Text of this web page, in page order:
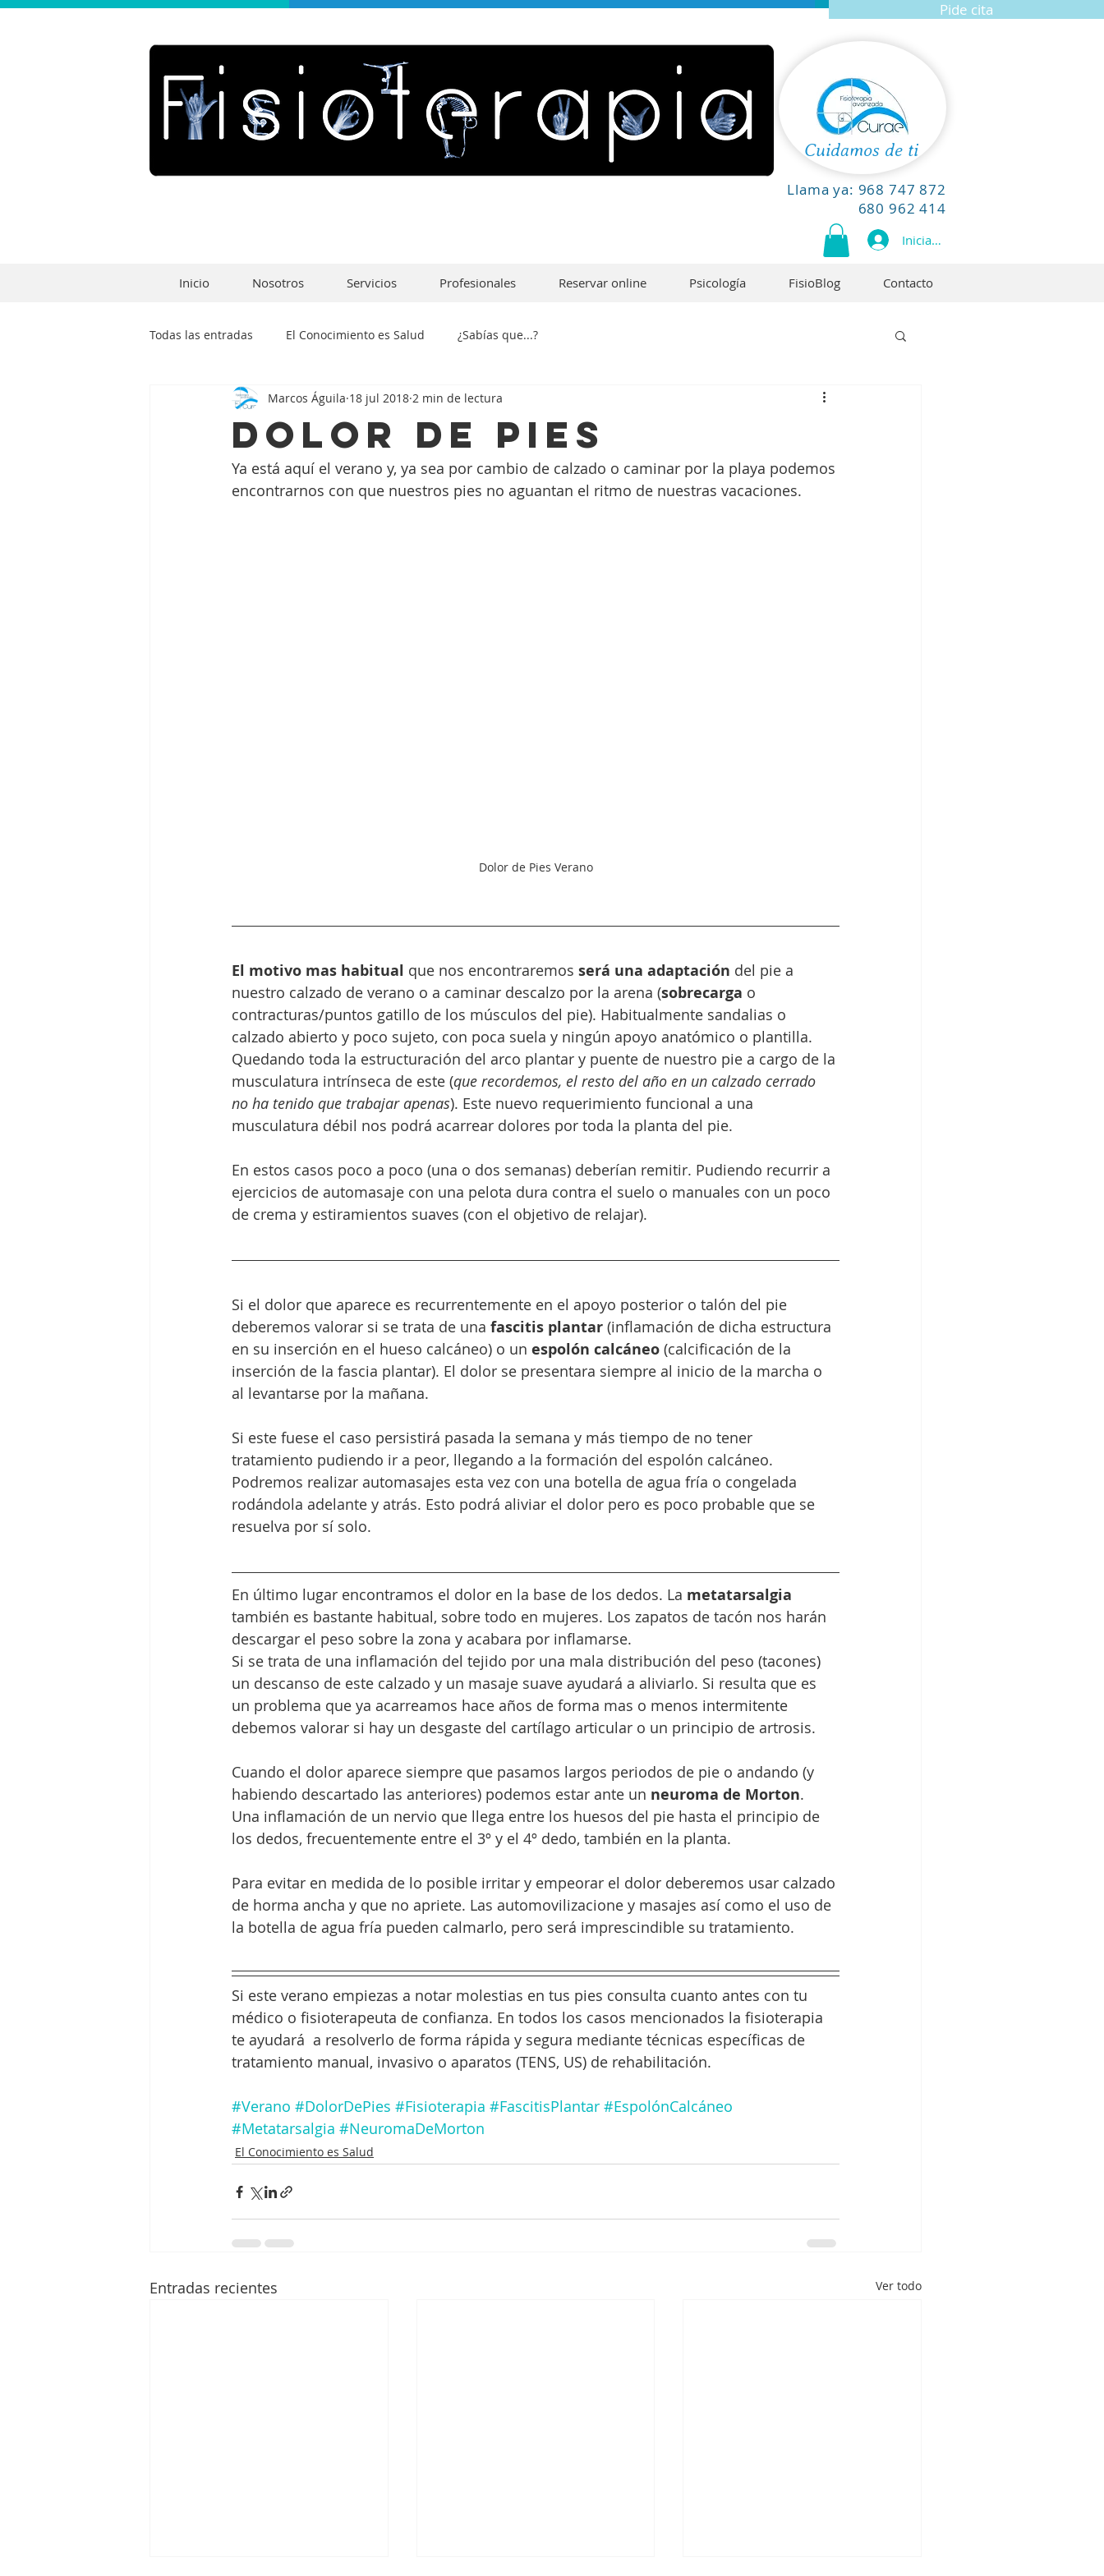
Pide cita
Cuidamos de ti
Llama ya: 968 747 872
680 962 414
Iniciar sesión
Inicio Nosotros Servicios Profesionales Reservar online Psicología FisioBlog Contacto
Todas las entradas El Conocimiento es Salud ¿Sabías que...?
Dolor de Pies
Marcos Águila 18 jul 2018 2 min de lectura
Ya está aquí el verano y, ya sea por cambio de calzado o caminar por la playa podemos
encontrarnos con que nuestros pies no aguantan el ritmo de nuestras vacaciones.
Dolor de Pies Verano
El motivo mas habitual que nos encontraremos será una adaptación del pie a
nuestro calzado de verano o a caminar descalzo por la arena (sobrecarga o
contracturas/puntos gatillo de los músculos del pie). Habitualmente sandalias o
calzado abierto y poco sujeto, con poca suela y ningún apoyo anatómico o plantilla.
Quedando toda la estructuración del arco plantar y puente de nuestro pie a cargo de la
musculatura intrínseca de este (que recordemos, el resto del año en un calzado cerrado
no ha tenido que trabajar apenas). Este nuevo requerimiento funcional a una
musculatura débil nos podrá acarrear dolores por toda la planta del pie.
En estos casos poco a poco (una o dos semanas) deberían remitir. Pudiendo recurrir a
ejercicios de automasaje con una pelota dura contra el suelo o manuales con un poco
de crema y estiramientos suaves (con el objetivo de relajar).
Si el dolor que aparece es recurrentemente en el apoyo posterior o talón del pie
deberemos valorar si se trata de una fascitis plantar (inflamación de dicha estructura
en su inserción en el hueso calcáneo) o un espolón calcáneo (calcificación de la
inserción de la fascia plantar). El dolor se presentara siempre al inicio de la marcha o
al levantarse por la mañana.
Si este fuese el caso persistirá pasada la semana y más tiempo de no tener
tratamiento pudiendo ir a peor, llegando a la formación del espolón calcáneo.
Podremos realizar automasajes esta vez con una botella de agua fría o congelada
rodándola adelante y atrás. Esto podrá aliviar el dolor pero es poco probable que se
resuelva por sí solo.
En último lugar encontramos el dolor en la base de los dedos. La metatarsalgia
también es bastante habitual, sobre todo en mujeres. Los zapatos de tacón nos harán
descargar el peso sobre la zona y acabara por inflamarse.
Si se trata de una inflamación del tejido por una mala distribución del peso (tacones)
un descanso de este calzado y un masaje suave ayudará a aliviarlo. Si resulta que es
un problema que ya acarreamos hace años de forma mas o menos intermitente
debemos valorar si hay un desgaste del cartílago articular o un principio de artrosis.
Cuando el dolor aparece siempre que pasamos largos periodos de pie o andando (y
habiendo descartado las anteriores) podemos estar ante un neuroma de Morton.
Una inflamación de un nervio que llega entre los huesos del pie hasta el principio de
los dedos, frecuentemente entre el 3º y el 4º dedo, también en la planta.
Para evitar en medida de lo posible irritar y empeorar el dolor deberemos usar calzado
de horma ancha y que no apriete. Las automovilizacione y masajes así como el uso de
la botella de agua fría pueden calmarlo, pero será imprescindible su tratamiento.
Si este verano empiezas a notar molestias en tus pies consulta cuanto antes con tu
médico o fisioterapeuta de confianza. En todos los casos mencionados la fisioterapia
te ayudará  a resolverlo de forma rápida y segura mediante técnicas específicas de
tratamiento manual, invasivo o aparatos (TENS, US) de rehabilitación.
#Verano #DolorDePies #Fisioterapia #FascitisPlantar #EspolónCalcáneo
#Metatarsalgia #NeuromaDeMorton
El Conocimiento es Salud
Entradas recientes Ver todo